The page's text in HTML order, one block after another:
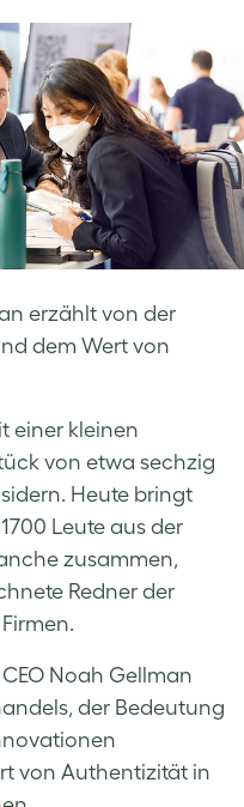
erzählt von der
dem Wert von
einer kleinen
von etwa sechzig
Heute bringt
Leute aus der
zusammen,
Redner der
Noah Gellman
der Bedeutung
von Authentizität in